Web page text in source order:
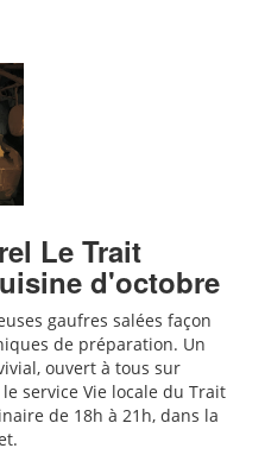
Le Trait
d'octobre
gaufres salées façon
de préparation. Un
ouvert à tous sur
service Vie locale du Trait
de 18h à 21h, dans la